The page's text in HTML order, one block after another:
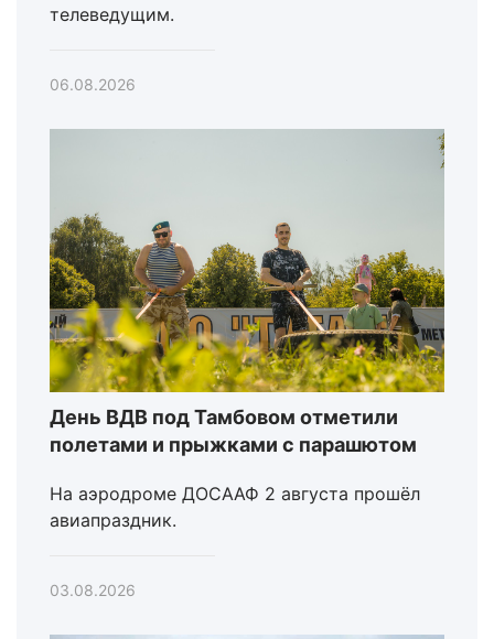
телеведущим.
06.08.2026
День ВДВ под Тамбовом отметили
полетами и прыжками с парашютом
На аэродроме ДОСААФ 2 августа прошёл
авиапраздник.
03.08.2026